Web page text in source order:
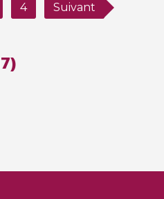
4 Suivant